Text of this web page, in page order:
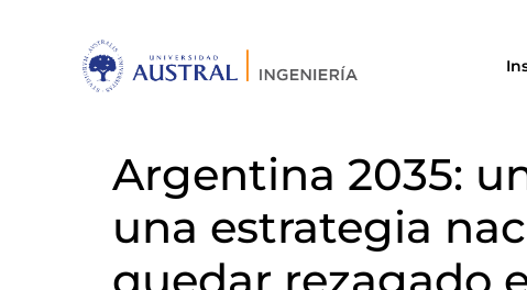
Argentina 2035:
una estrategia